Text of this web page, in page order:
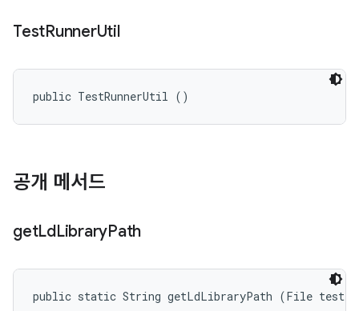
TestRunnerUtil
public TestRunnerUtil ()
공개 메서드
getLdLibraryPath
public static String getLdLibraryPath (File